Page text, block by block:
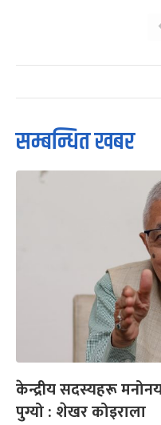
सम्बन्धित खबर
केन्द्रीय सदस्यहरू
पुग्यो : शेखर कोइराला